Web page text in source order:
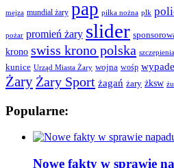
mejza mundial żary pap piłka nożna plk
pożar promień żary slider
krono swiss krono polska szczepienia
kunice Urząd Miasta Żary wojna wośp
Żary Żary Sport żagań żary żksw
Popularne:
Nowe fakty w sprawie